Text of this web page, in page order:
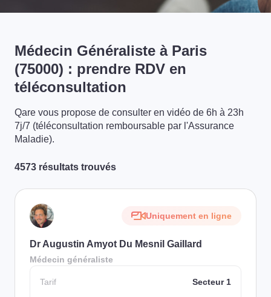
Médecin Généraliste à Paris
(75000) : prendre RDV en
téléconsultation
Qare vous propose de consulter en vidéo de 6h à 23h
7j/7 (téléconsultation remboursable par l'Assurance
Maladie).
4573 résultats trouvés
Uniquement en ligne
Dr Augustin Amyot Du Mesnil Gaillard
Médecin généraliste
Tarif Secteur 1